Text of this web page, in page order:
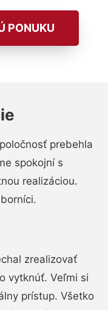
PONUKU
prebehla
spokojní s
realizáciou.
zrealizovať
vytknúť. Veľmi si
prístup. Všetko